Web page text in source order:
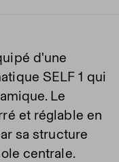
d'une
SELF 1 qui
Le
et réglable en
sa structure
centrale.